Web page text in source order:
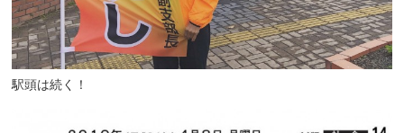
駅頭は続く！